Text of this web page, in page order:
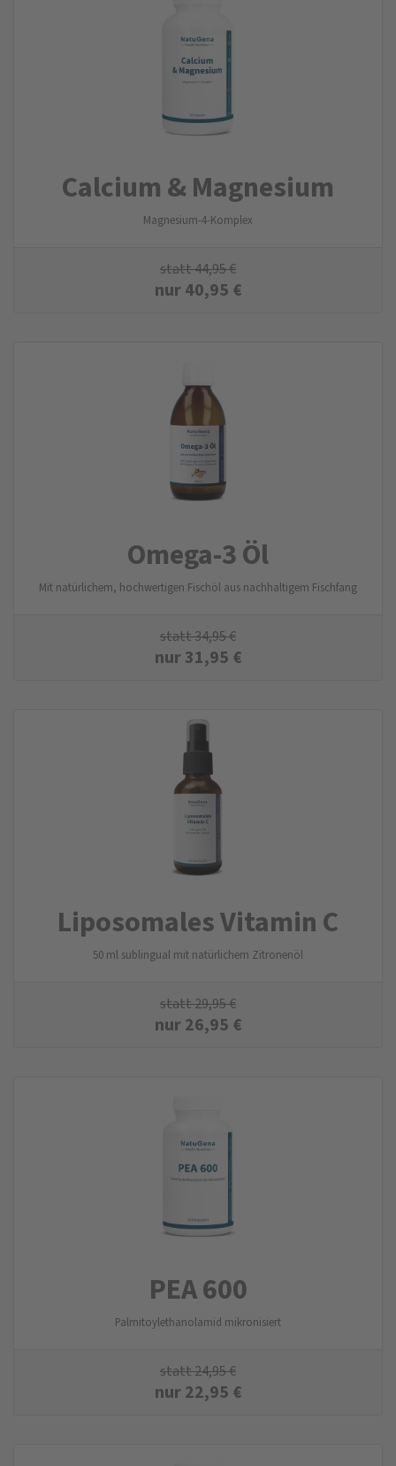
Calcium & Magnesium
Magnesium-4-Komplex
statt44,95€
nur40,95 €
Omega-3 Öl
Mit natürlichem, hochwertigen Fischöl aus nachhaltigem Fischfang
statt34,95€
nur31,95 €
Liposomales Vitamin C
50 ml sublingual mit natürlichem Zitronenöl
statt29,95€
nur26,95 €
PEA 600
Palmitoylethanolamid mikronisiert
statt24,95€
nur22,95 €